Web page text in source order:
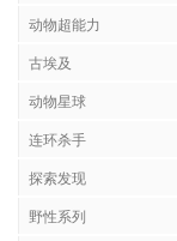
动物超能力
古埃及
动物星球
连环杀手
探索发现
野性系列